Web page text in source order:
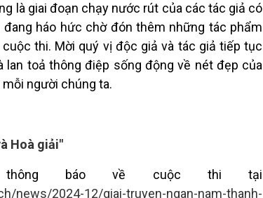
là giai đoạn chạy nước rút của các tác giả có
háo hức chờ đón thêm những tác phẩm
thi. Mời quý vị độc giả và tác giả tiếp tục
toả thông điệp sống động về nét đẹp của
người chúng ta.
Hoà giải"
báo về cuộc thi tại
news/2024-12/giai-truyen-ngan-nam-thanh-